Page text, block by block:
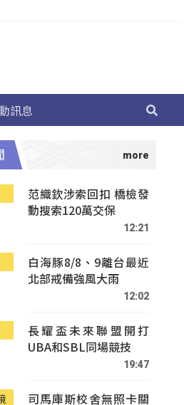
訊息
范織欽涉索回扣 橋檢發
動搜索120萬交保
12:21
白海豚8/8、9離台最近
北部戒備強風大雨
12:02
長耀盃未來聯盟開打
UBA和SBL同場競技
19:47
司馬庫斯校舍無照卡關